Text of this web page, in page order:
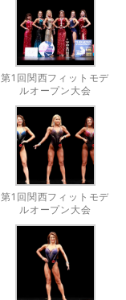
第1回関西フィットモデ
ルオープン大会
第1回関西フィットモデ
ルオープン大会